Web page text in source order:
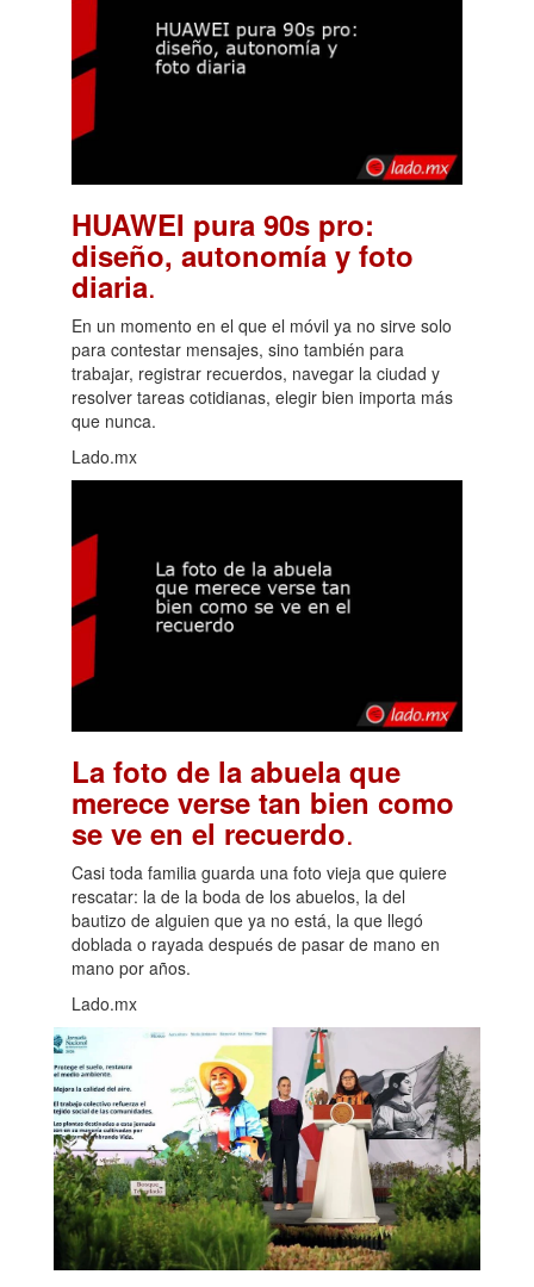
HUAWEI pura 90s pro:
diseño, autonomía y foto
diaria.
En un momento en el que el móvil ya no sirve solo
para contestar mensajes, sino también para
trabajar, registrar recuerdos, navegar la ciudad y
resolver tareas cotidianas, elegir bien importa más
que nunca.
Lado.mx
La foto de la abuela que
merece verse tan bien como
se ve en el recuerdo.
Casi toda familia guarda una foto vieja que quiere
rescatar: la de la boda de los abuelos, la del
bautizo de alguien que ya no está, la que llegó
doblada o rayada después de pasar de mano en
mano por años.
Lado.mx